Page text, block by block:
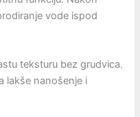
vode ispod
teksturu bez grudvica.
lakše nanošenje i